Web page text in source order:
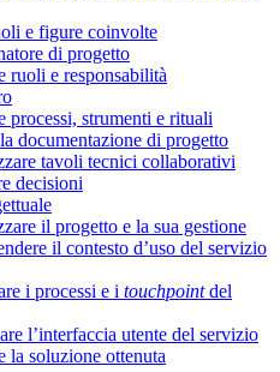
e figure coinvolte
di progetto
ruoli e responsabilità
processi, strumenti e rituali
documentazione di progetto
tavoli tecnici collaborativi
decisioni
il progetto e la sua gestione
il contesto d’uso del servizio
i processi e i touchpointdel
l’interfaccia utente del servizio
la soluzione ottenuta